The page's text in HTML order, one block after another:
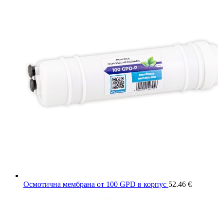
Осмотична мембрана от 100 GPD в корпус 52.46 €